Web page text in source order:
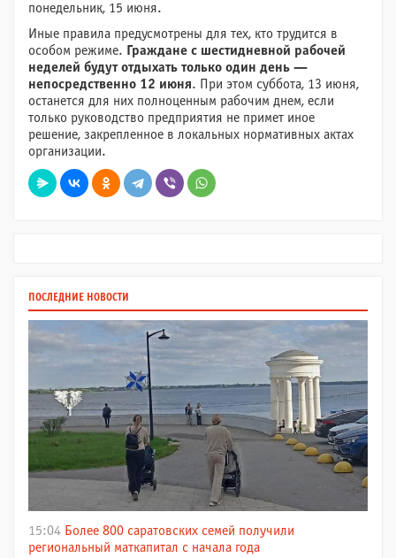
понедельник, 15 июня.
Иные правила предусмотрены для тех, кто трудится в
особом режиме. Граждане с шестидневной рабочей
неделей будут отдыхать только один день —
непосредственно 12 июня. При этом суббота, 13 июня,
останется для них полноценным рабочим днем, если
только руководство предприятия не примет иное
решение, закрепленное в локальных нормативных актах
организации.
ПОСЛЕДНИЕ НОВОСТИ
15:04 Более 800 саратовских семей получили
региональный маткапитал с начала года